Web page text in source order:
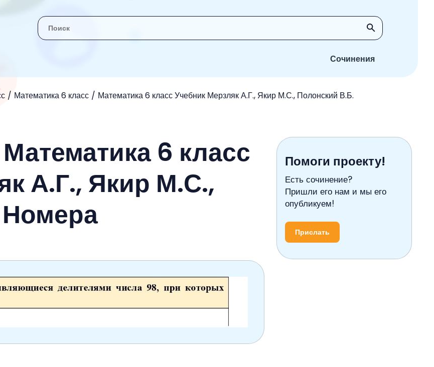
Сочинения
Математика 6 класс Математика 6 класс Учебник Мерзляк А.Г., Якир М.С., Полонский В.Б.
6 класс
А.Г., Якир М.С.,
Помоги проекту!
Есть сочинение?
Пришли его нам и мы его
опубликуем!
Прислать